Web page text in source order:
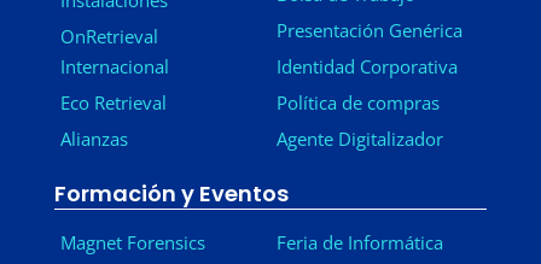
OnRetrieval
Internacional
Eco Retrieval
Alianzas
Presentación Genérica
Identidad Corporativa
Política de compras
Agente Digitalizador
Formación y Eventos
Magnet Forensics
Feria de Informática